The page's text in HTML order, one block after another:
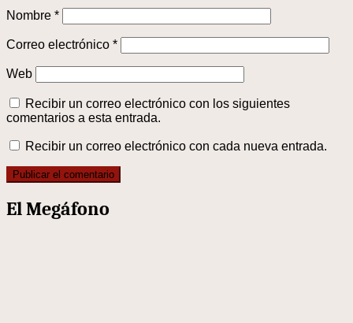
Nombre *
Correo electrónico *
Web
Recibir un correo electrónico con los siguientes
comentarios a esta entrada.
Recibir un correo electrónico con cada nueva entrada.
El Megáfono